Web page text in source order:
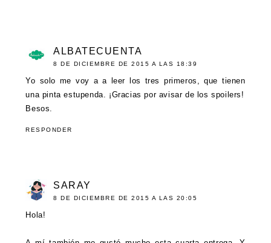
ALBATECUENTA
8 DE DICIEMBRE DE 2015 A LAS 18:39
Yo solo me voy a a leer los tres primeros, que tienen
una pinta estupenda. ¡Gracias por avisar de los spoilers!
Besos.
RESPONDER
SARAY
8 DE DICIEMBRE DE 2015 A LAS 20:05
Hola!